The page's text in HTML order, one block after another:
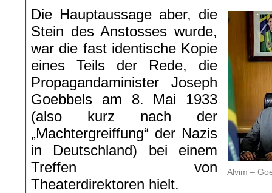
Alvim –
Die Hauptaussage aber, die
Stein des Anstosses wurde,
war die fast identische Kopie
eines Teils der Rede, die
Propagandaminister Joseph
Goebbels am 8. Mai 1933
(also kurz nach der
„Machtergreiffung“ der Nazis
in Deutschland) bei einem
Treffen von
Theaterdirektoren hielt.